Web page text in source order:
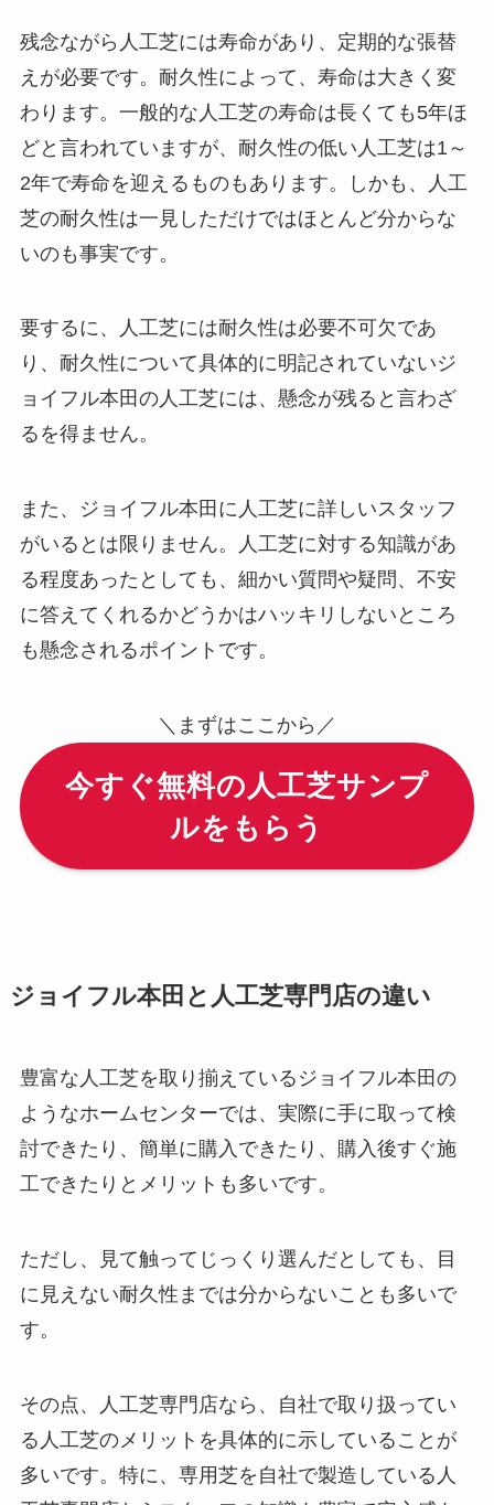
残念ながら人工芝には寿命があり、定期的な張替
えが必要です。耐久性によって、寿命は大きく変
わります。一般的な人工芝の寿命は長くても5年ほ
どと言われていますが、耐久性の低い人工芝は1～
2年で寿命を迎えるものもあります。しかも、人工
芝の耐久性は一見しただけではほとんど分からな
いのも事実です。
要するに、人工芝には耐久性は必要不可欠であ
り、耐久性について具体的に明記されていないジ
ョイフル本田の人工芝には、懸念が残ると言わざ
るを得ません。
また、ジョイフル本田に人工芝に詳しいスタッフ
がいるとは限りません。人工芝に対する知識があ
る程度あったとしても、細かい質問や疑問、不安
に答えてくれるかどうかはハッキリしないところ
も懸念されるポイントです。
＼まずはここから／
今すぐ無料の人工芝サンプ
ルをもらう
ジョイフル本田と人工芝専門店の違い
豊富な人工芝を取り揃えているジョイフル本田の
ようなホームセンターでは、実際に手に取って検
討できたり、簡単に購入できたり、購入後すぐ施
工できたりとメリットも多いです。
ただし、見て触ってじっくり選んだとしても、目
に見えない耐久性までは分からないことも多いで
す。
その点、人工芝専門店なら、自社で取り扱ってい
る人工芝のメリットを具体的に示していることが
多いです。特に、専用芝を自社で製造している人